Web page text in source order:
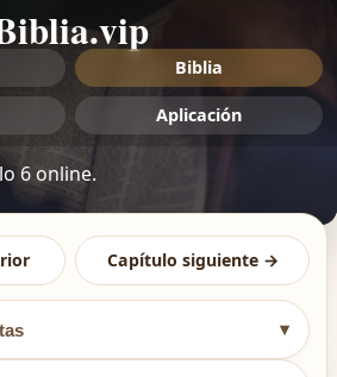
Biblia
Aplicación
6 online.
Capítulo siguiente →
▾